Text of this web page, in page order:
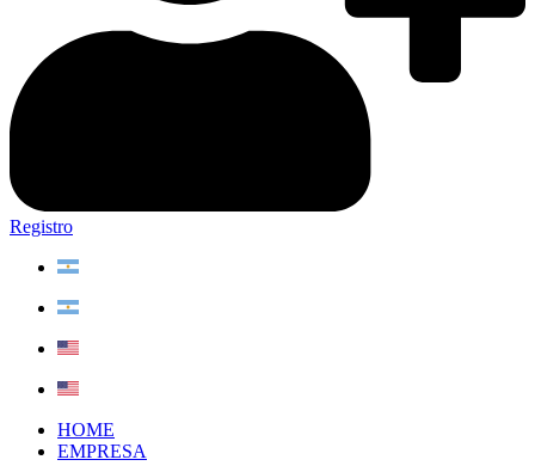
Registro
HOME
EMPRESA